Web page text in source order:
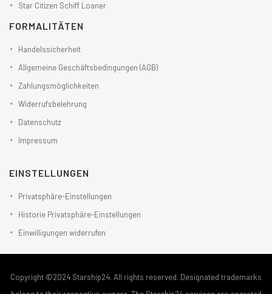
Star Citizen Schiff Loaner
FORMALITÄTEN
Handelssicherheit
Allgemeine Geschäftsbedingungen (AGB)
Zahlungsmöglichkeiten
Widerrufsbelehrung
Datenschutz
Impressum
EINSTELLUNGEN
Privatsphäre-Einstellungen
Historie Privatsphäre-Einstellungen
Einwilligungen widerrufen
Copyright ©2024 Starship24. All rights reserved. Designated trademarks